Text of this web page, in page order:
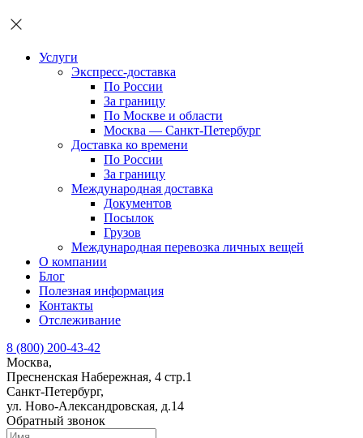
Услуги
Экспресс-доставка
По России
За границу
По Москве и области
Москва — Санкт-Петербург
Доставка ко времени
По России
За границу
Международная доставка
Документов
Посылок
Грузов
Международная перевозка личных вещей
О компании
Блог
Полезная информация
Контакты
Отслеживание
8 (800) 200-43-42
Москва,
Пресненская Набережная, 4 стр.1
Санкт-Петербург,
ул. Ново-Александровская, д.14
Обратный звонок